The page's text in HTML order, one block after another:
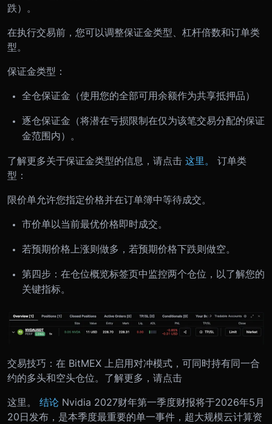
跌）。
在执行交易前，您可以调整保证金类型、杠杆倍数和订单类
型。
保证金类型：
全仓保证金（使用您的全部可用余额作为共享抵押品）
逐仓保证金（将潜在亏损限制在仅为该笔交易分配的保证
金范围内）。
了解更多关于保证金类型的信息，请点击 这里。
订单类
型：
限价单允许您指定价格并在订单簿中等待成交。
市价单以当前最优价格即时成交。
若预期价格上涨则做多，若预期价格下跌则做空。
第四步：在仓位概览标签页中监控两个仓位，以了解您的
关键指标。
交易技巧：在 BitMEX 上启用对冲模式，可同时持有同一合
约的多头和空头仓位。了解更多，请点击
这里。 结论 Nvidia 2027财年第一季度财报将于2026年5月
20日发布，是本季度最重要的单一事件，超大规模云计算资